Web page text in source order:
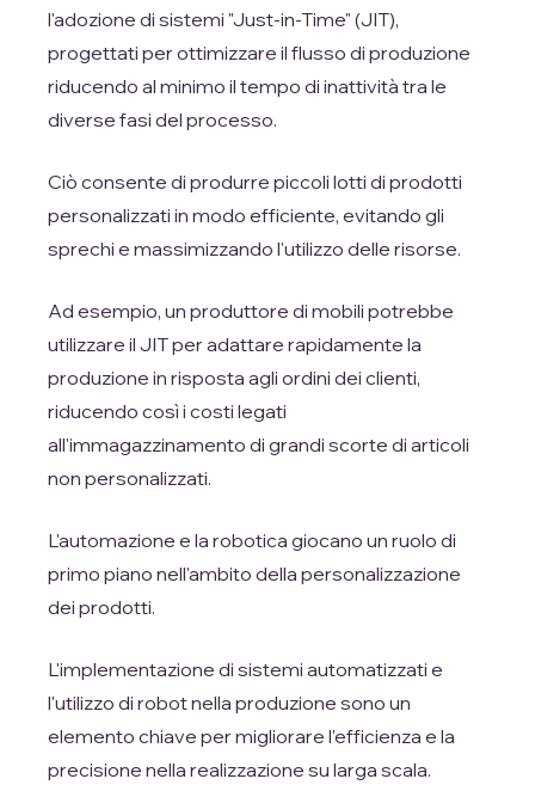
l'adozione di sistemi "Just-in-Time" (JIT),
progettati per ottimizzare il flusso di produzione
riducendo al minimo il tempo di inattività tra le
diverse fasi del processo.
Ciò consente di produrre piccoli lotti di prodotti
personalizzati in modo efficiente, evitando gli
sprechi e massimizzando l'utilizzo delle risorse.
Ad esempio, un produttore di mobili potrebbe
utilizzare il JIT per adattare rapidamente la
produzione in risposta agli ordini dei clienti,
riducendo così i costi legati
all'immagazzinamento di grandi scorte di articoli
non personalizzati.
L'automazione e la robotica giocano un ruolo di
primo piano nell'ambito della personalizzazione
dei prodotti.
L'implementazione di sistemi automatizzati e
l'utilizzo di robot nella produzione sono un
elemento chiave per migliorare l'efficienza e la
precisione nella realizzazione su larga scala.